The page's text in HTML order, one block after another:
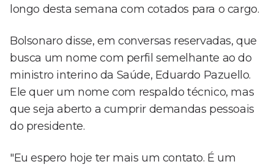
longo desta semana com cotados para o cargo.
Bolsonaro disse, em conversas reservadas, que
busca um nome com perfil semelhante ao do
ministro interino da Saúde, Eduardo Pazuello.
Ele quer um nome com respaldo técnico, mas
que seja aberto a cumprir demandas pessoais
do presidente.
"Eu espero hoje ter mais um contato. É um